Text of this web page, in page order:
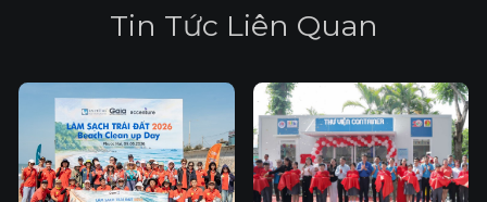
Tin Tức Liên Quan